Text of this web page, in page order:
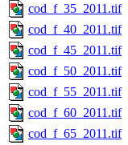
cod_f_35_2011.tif
cod_f_40_2011.tif
cod_f_45_2011.tif
cod_f_50_2011.tif
cod_f_55_2011.tif
cod_f_60_2011.tif
cod_f_65_2011.tif